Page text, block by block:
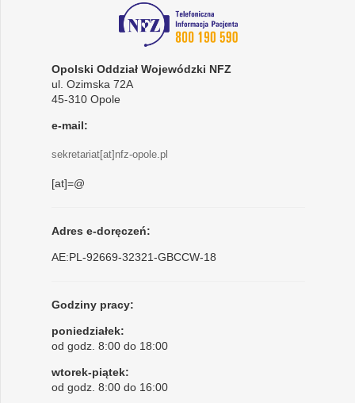
Opolski Oddział Wojewódzki NFZ
ul. Ozimska 72A
45-310 Opole
e-mail:
sekretariat[at]nfz-opole.pl
[at]=@
Adres e-doręczeń:
AE:PL-92669-32321-GBCCW-18
Godziny pracy:
poniedziałek:
od godz. 8:00 do 18:00
wtorek-piątek:
od godz. 8:00 do 16:00